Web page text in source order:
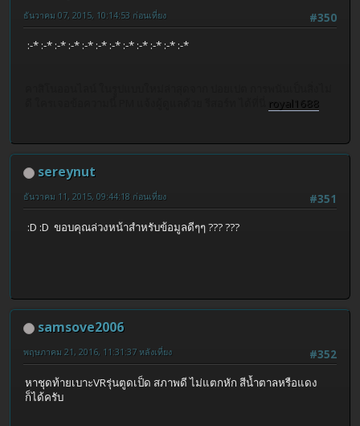
#350
ธันวาคม 07, 2015, 10:14:53 ก่อนเที่ยง
:-* :-* :-* :-* :-* :-* :-* :-* :-* :-* :-* :-*
royal1688
sereynut
#351
ธันวาคม 11, 2015, 09:44:18 ก่อนเที่ยง
:D :D ขอบคุณล่วงหน้าสำหรับข้อมูลดีๆๆ ??? ???
samsove2006
#352
พฤษภาคม 21, 2016, 11:31:37 หลังเที่ยง
หาชุดท้ายเบาะVRรุ่นตูดเป็ด สภาพดี ไม่แตกหัก สีน้ำตาลหรือแดง
ก็ได้ครับ